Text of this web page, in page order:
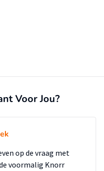
Voor Jou?
op de vraag met
voormalig Knorr